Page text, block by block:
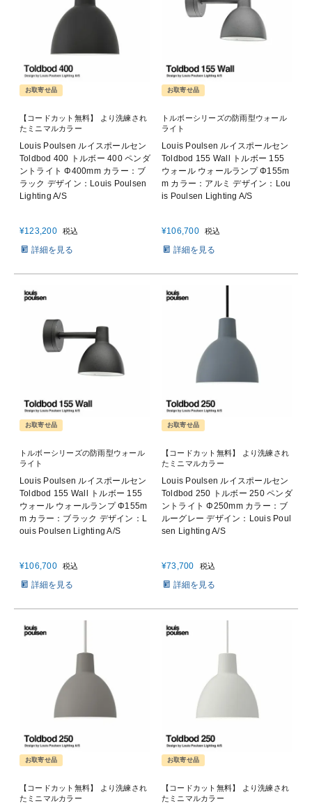
お取寄せ品
【コードカット無料】 より洗練され
たミニマルカラー
Louis Poulsen ルイスポールセン
Toldbod 400 トルボー 400 ペンダ
ントライト Φ400mm カラー：ブ
ラック デザイン：Louis Poulsen
Lighting A/S
¥123,200 税込
詳細を見る
お取寄せ品
トルボーシリーズの防雨型ウォール
ライト
Louis Poulsen ルイスポールセン
Toldbod 155 Wall トルボー 155
ウォール ウォールランプ Φ155m
m カラー：アルミ デザイン：Lou
is Poulsen Lighting A/S
¥106,700 税込
詳細を見る
お取寄せ品
トルボーシリーズの防雨型ウォール
ライト
Louis Poulsen ルイスポールセン
Toldbod 155 Wall トルボー 155
ウォール ウォールランプ Φ155m
m カラー：ブラック デザイン：L
ouis Poulsen Lighting A/S
¥106,700 税込
詳細を見る
お取寄せ品
【コードカット無料】 より洗練され
たミニマルカラー
Louis Poulsen ルイスポールセン
Toldbod 250 トルボー 250 ペンダ
ントライト Φ250mm カラー：ブ
ルーグレー デザイン：Louis Poul
sen Lighting A/S
¥73,700 税込
詳細を見る
お取寄せ品
【コードカット無料】 より洗練され
たミニマルカラー
お取寄せ品
【コードカット無料】 より洗練され
たミニマルカラー